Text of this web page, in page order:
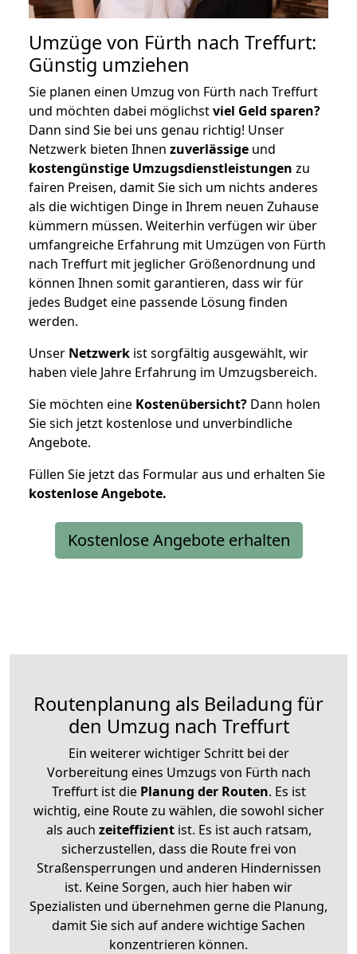
Umzüge von Fürth nach Treffurt:
Günstig umziehen
Sie planen einen Umzug von Fürth nach Treffurt
und möchten dabei möglichstviel Geld sparen?
Dann sind Sie bei uns genau richtig! Unser
Netzwerk bieten Ihnen zuverlässige und
kostengünstige Umzugsdienstleistungen zu
fairen Preisen, damit Sie sich um nichts anderes
als die wichtigen Dinge in Ihrem neuen Zuhause
kümmern müssen. Weiterhin verfügen wir über
umfangreiche Erfahrung mit Umzügen von Fürth
nach Treffurt mit jeglicher Größenordnung und
können Ihnen somit garantieren, dass wir für
jedes Budget eine passende Lösung finden
werden.
Unser Netzwerk ist sorgfältig ausgewählt, wir
haben viele Jahre Erfahrung im Umzugsbereich.
Sie möchten eine Kostenübersicht? Dann holen
Sie sich jetzt kostenlose und unverbindliche
Angebote.
Füllen Sie jetzt das Formular aus und erhalten Sie
kostenloseAngebote.
Kostenlose Angebote erhalten
Routenplanung als Beiladung für
den Umzug nach Treffurt
Ein weiterer wichtiger Schritt bei der
Vorbereitung eines Umzugs von Fürth nach
Treffurt ist diePlanung der Routen. Es ist
wichtig, eine Route zu wählen, die sowohl sicher
als auch zeiteffizientist. Es ist auch ratsam,
sicherzustellen, dass die Route frei von
Straßensperrungen und anderen Hindernissen
ist. Keine Sorgen, auch hier haben wir
Spezialisten und übernehmen gerne die Planung,
damit Sie sich auf andere wichtige Sachen
konzentrieren können.